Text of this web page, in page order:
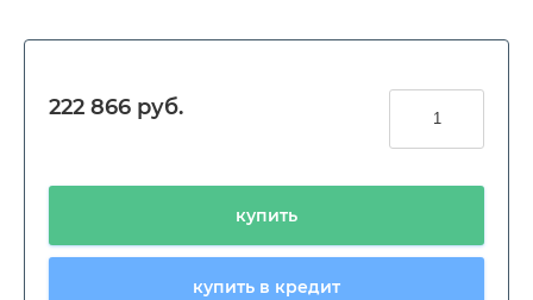
222 866 руб.
купить
купить в кредит